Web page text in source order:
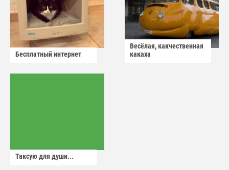
Бесплатный интернет
Весёлая, какчественная
какаха
Таксую для души...